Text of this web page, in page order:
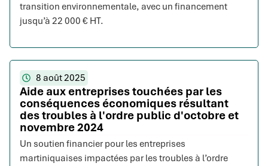
transition environnementale, avec un financement
jusqu’à 22 000 € HT.
8 août 2025
Aide aux entreprises touchées par les
conséquences économiques résultant
des troubles à l'ordre public d'octobre et
novembre 2024
Un soutien financier pour les entreprises
martiniquaises impactées par les troubles à l’ordre